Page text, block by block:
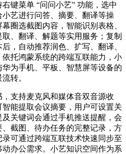
键菜单 “问问小艺” 功能，选中
艺进行问答、摘要、翻译等操
圈选截图内容，智能识别表格、
、翻译、解题等实用服务；复制
，自动推荐润色、扩写、翻译、
托鸿蒙系统的跨端互联能力，小
为手机、平板、智慧屏等设备的
转。
支持麦克风和媒体音双音源收
能提取会议摘要，用户可设置关
关键词会通过手机推送提醒，会
截图、待办任务的完整记录，方
可通过跨端互联技术快速同步至
办公需求。小艺知识空间作为系